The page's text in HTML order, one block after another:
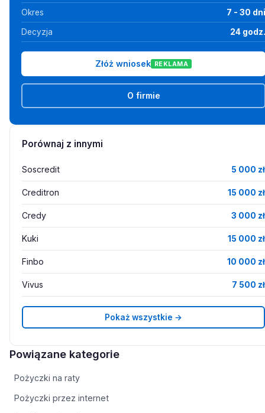
Okres 7 - 30 dni
Decyzja 24 godz.
Złóż wniosek REKLAMA
O firmie
Porównaj z innymi
Soscredit 5 000 zł
Creditron 15 000 zł
Credy 3 000 zł
Kuki 15 000 zł
Finbo 10 000 zł
Vivus 7 500 zł
Pokaż wszystkie →
Powiązane kategorie
Pożyczki na raty
Pożyczki przez internet